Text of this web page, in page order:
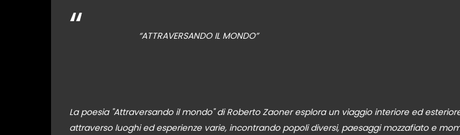
“ “ATTRAVERSANDO IL MONDO”
La poesia "Attraversando il mondo" di Roberto Zaoner esplora un viaggio interiore ed
attraverso luoghi ed esperienze varie, incontrando popoli diversi, paesaggi mozzafiato e